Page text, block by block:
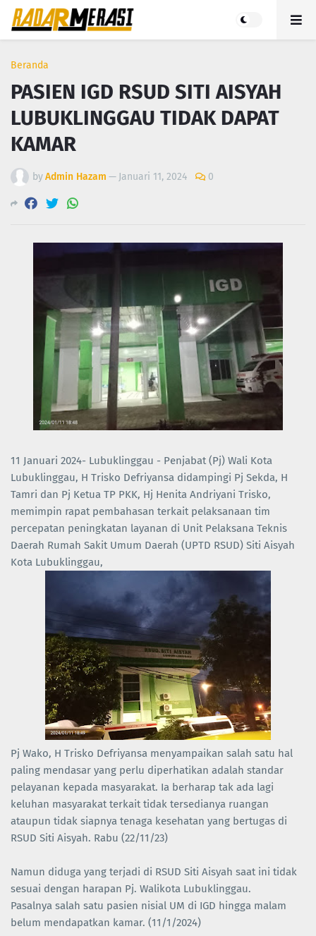
Beranda
PASIEN IGD RSUD SITI AISYAH
LUBUKLINGGAU TIDAK DAPAT
KAMAR
byAdmin Hazam — Januari 11, 2024 0
11 Januari 2024- Lubuklinggau - Penjabat (Pj) Wali Kota
Lubuklinggau, H Trisko Defriyansa didampingi Pj Sekda, H
Tamri dan Pj Ketua TP PKK, Hj Henita Andriyani Trisko,
memimpin rapat pembahasan terkait pelaksanaan tim
percepatan peningkatan layanan di Unit Pelaksana Teknis
Daerah Rumah Sakit Umum Daerah (UPTD RSUD) Siti Aisyah
Kota Lubuklinggau,
Pj Wako, H Trisko Defriyansa menyampaikan salah satu hal
paling mendasar yang perlu diperhatikan adalah standar
pelayanan kepada masyarakat. Ia berharap tak ada lagi
keluhan masyarakat terkait tidak tersedianya ruangan
ataupun tidak siapnya tenaga kesehatan yang bertugas di
RSUD Siti Aisyah. Rabu (22/11/23)
Namun diduga yang terjadi di RSUD Siti Aisyah saat ini tidak
sesuai dengan harapan Pj. Walikota Lubuklinggau.
Pasalnya salah satu pasien nisial UM di IGD hingga malam
belum mendapatkan kamar. (11/1/2024)